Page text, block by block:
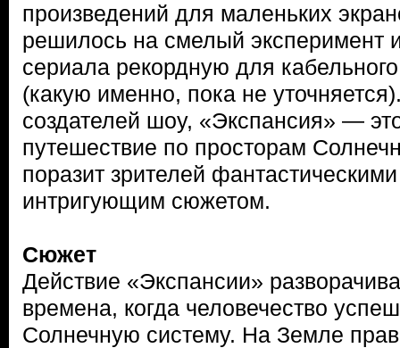
произведений для маленьких
решилось на смелый эксперимент
сериала рекордную для
(какую именно, пока не
создателей шоу, «Экспансия» —
путешествие по просторам
поразит зрителей
интригующим сюжетом.
Сюжет
Действие «Экспансии»
времена, когда человечество
Солнечную систему. На Земле